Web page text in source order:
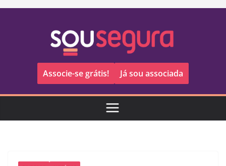
Pular
Associe-se grátis! Já sou associada